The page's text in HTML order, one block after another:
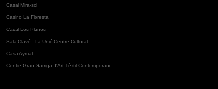
Casal Mira-sol
Casino La Floresta
Casal Les Planes
Sala Clavé - La Unió Centre Cultural
Casa Aymat
Centre Grau-Garriga d'Art Tèxtil Contemporani